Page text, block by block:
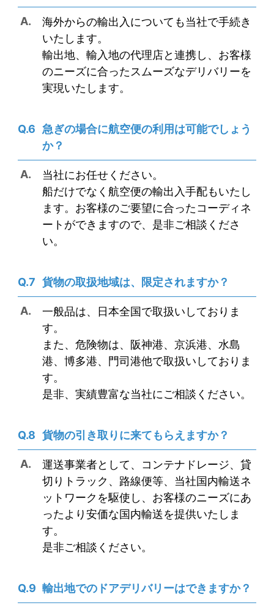
海外からの輸出入についても当社で手続き
いたします。
輸出地、輸入地の代理店と連携し、お客様
のニーズに合ったスムーズなデリバリーを
実現いたします。
急ぎの場合に航空便の利用は可能でしょう
か？
当社にお任せください。
船だけでなく航空便の輸出入手配もいたし
ます。お客様のご要望に合ったコーディネ
ートができますので、是非ご相談くださ
い。
貨物の取扱地域は、限定されますか？
一般品は、日本全国で取扱いしておりま
す。
また、危険物は、阪神港、京浜港、水島
港、博多港、門司港他で取扱いしておりま
す。
是非、実績豊富な当社にご相談ください。
貨物の引き取りに来てもらえますか？
運送事業者として、コンテナドレージ、貸
切りトラック、路線便等、当社国内輸送ネ
ットワークを駆使し、お客様のニーズにあ
ったより安価な国内輸送を提供いたしま
す。
是非ご相談ください。
輸出地でのドアデリバリーはできますか？